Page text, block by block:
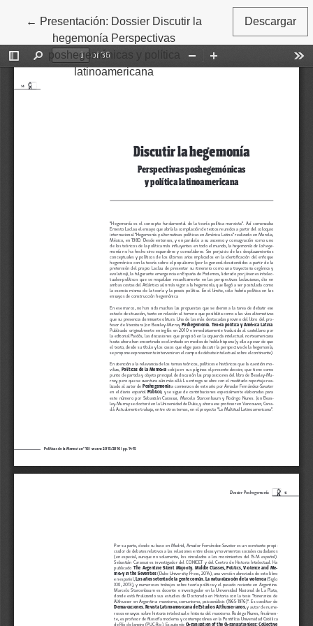
← Volver a los detalles del artículo
Presentación: Dossier Discutir la
hegemonía Perspectivas
poshegemónicas y política
latinoamericana
Descargar